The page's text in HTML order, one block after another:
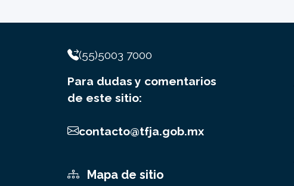
(55)5003 7000
Para dudas y comentarios
de este sitio:
contacto@tfja.gob.mx
Mapa de sitio